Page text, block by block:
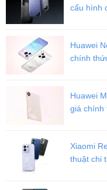
Thay màn hình - ép
cấu hình
Huawei
chính
Huawei
giá chính
Xiaomi
thuật chi